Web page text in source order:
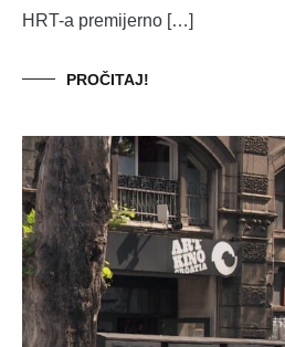
HRT-a premijerno […]
PROČITAJ!